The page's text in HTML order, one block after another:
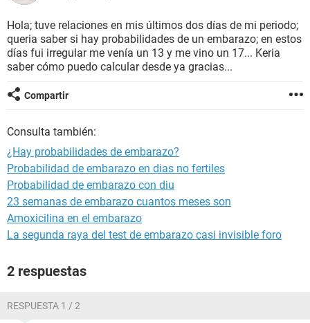
BIENESTAR
SEXUALIDAD
GLOSARIO
Hola; tuve relaciones en mis últimos dos días de mi periodo;
queria saber si hay probabilidades de un embarazo; en estos
días fui irregular me venía un 13 y me vino un 17... Keria
saber cómo puedo calcular desde ya gracias...
Compartir
Consulta también:
¿Hay probabilidades de embarazo?
Probabilidad de embarazo en dias no fertiles
Probabilidad de embarazo con diu
23 semanas de embarazo cuantos meses son
Amoxicilina en el embarazo
La segunda raya del test de embarazo casi invisible foro
2 respuestas
RESPUESTA 1 / 2